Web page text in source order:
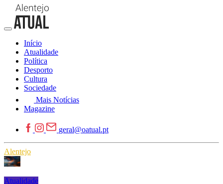
Início
Atualidade
Política
Desporto
Cultura
Sociedade
Mais Notícias
Magazine
geral@oatual.pt
Alentejo
Atualidade